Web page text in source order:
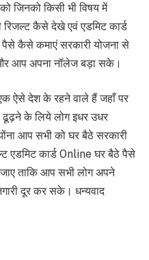
जिनको किसी भी विषय में
रिजल्ट कैसे देखे एवं एडमिट कार्ड
कैसे कमाएं सरकारी योजना से
आप अपना नॉलेज बड़ा सके।
ऐसे देश के रहने वाले हैं जहाँ पर
ढूढ़ने के लिये लोग इधर उधर
आप सभी को घर बैठे सरकारी
एडमिट कार्ड Online घर बैठे पैसे
ताकि आप सभी लोग अपने
दूर कर सके। धन्यवाद